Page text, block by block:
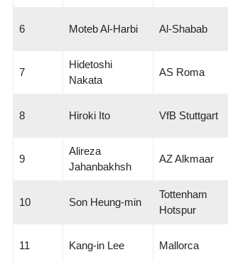
6 Moteb Al-Harbi Al-Shabab
7
Hidetoshi
Nakata
AS Roma
8 Hiroki Ito VfB Stuttgart
9
Alireza
Jahanbakhsh
AZ Alkmaar
10 Son Heung-min
Tottenham
Hotspur
11 Kang-in Lee Mallorca